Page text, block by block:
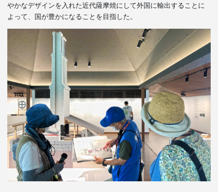
やかなデザインを入れた近代薩摩焼にして外国に輸出することに
よって、国が豊かになることを目指した。